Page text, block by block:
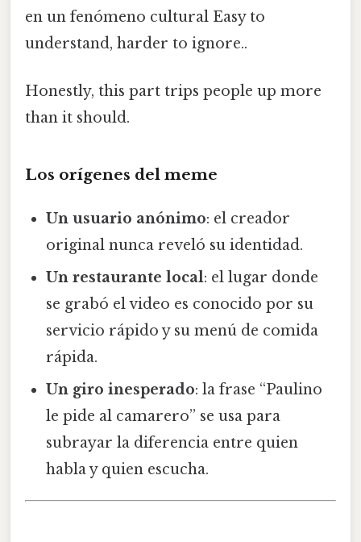
en un fenómeno cultural Easy to
understand, harder to ignore..
Honestly, this part trips people up more
than it should.
Los orígenes del meme
Un usuario anónimo: el creador
original nunca reveló su identidad.
Un restaurante local: el lugar donde
se grabó el video es conocido por su
servicio rápido y su menú de comida
rápida.
Un giro inesperado: la frase “Paulino
le pide al camarero” se usa para
subrayar la diferencia entre quien
habla y quien escucha.